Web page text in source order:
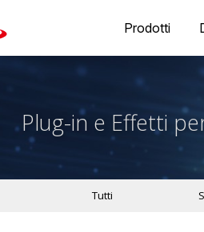
Prodotti
Plug-in e Effetti
Tutti